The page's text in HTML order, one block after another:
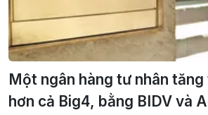
Một ngân hàng tư nhân tăng
hơn cả Big4, bằng BIDV và